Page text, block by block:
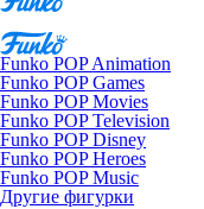
Funko POP Animation
Funko POP Games
Funko POP Movies
Funko POP Television
Funko POP Disney
Funko POP Heroes
Funko POP Music
Другие фигурки